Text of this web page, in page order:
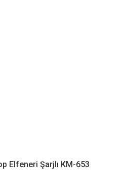
Elfeneri Şarjlı KM-653